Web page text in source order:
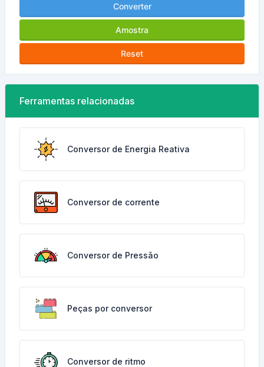
Converter
Amostra
Reset
Ferramentas relacionadas
Conversor de Energia Reativa
Conversor de corrente
Conversor de Pressão
Peças por conversor
Conversor de ritmo